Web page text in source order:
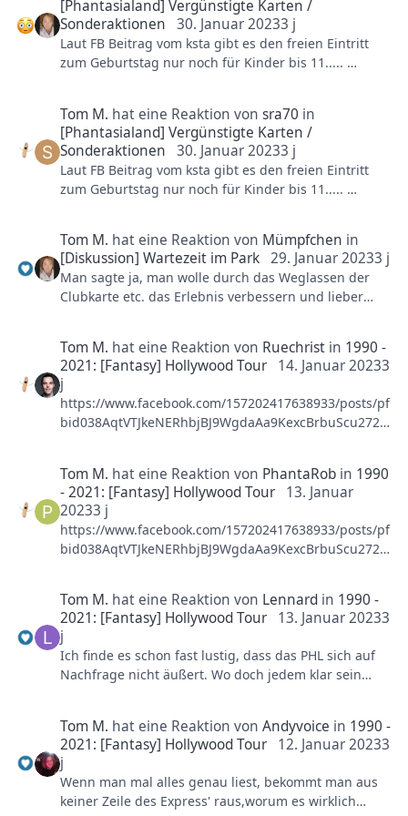
[Phantasialand] Vergünstigte Karten /
Sonderaktionen
30. Januar 20233 j
Laut FB Beitrag vom ksta gibt es den freien Eintritt
zum Geburtstag nur noch für Kinder bis 11.....
f1yn1F1BTG8EKWG7yJgogUwzyl/
Tom M. hat eine Reaktion vonsra70 in
[Phantasialand] Vergünstigte Karten /
Sonderaktionen
30. Januar 20233 j
Laut FB Beitrag vom ksta gibt es den freien Eintritt
zum Geburtstag nur noch für Kinder bis 11.....
f1yn1F1BTG8EKWG7yJgogUwzyl/
Tom M. hat eine Reaktion von Mümpfchen in
[Diskussion] Wartezeit im Park 29. Januar 20233 j
Man sagte ja, man wolle durch das Weglassen der
Clubkarte etc. das Erlebnis verbessern und lieber
Ich hatte gestern und heute Karten.... Maus 50,
Winjas 85, Crazy Bats 70, Taron 60... aber
wahrscheinlich sehe ich das nur negativ 🤪🤪 spass
beiseite, waren einige Tage in der Vergangenheit
wirklich entspannter, war es gestern und heute
Edit: Zeiten von heute Nachmittag
Tom M. hat eine Reaktion von Ruechrist in 1990 -
2021: [Fantasy] Hollywood Tour
14. Januar 20233
j
https://www.facebook.com/157202417638933/posts/pf
bid038AqtVTJkeNERhbjBJ9WgdaAa9KexcBrbuScu272h
Heute Kölner Stadt Anzeiger
Tom M. hat eine Reaktion von PhantaRob in 1990
- 2021: [Fantasy] Hollywood Tour
13. Januar
20233 j
https://www.facebook.com/157202417638933/posts/pf
bid038AqtVTJkeNERhbjBJ9WgdaAa9KexcBrbuScu272h
Heute Kölner Stadt Anzeiger
Tom M. hat eine Reaktion von Lennard in 1990 -
2021: [Fantasy] Hollywood Tour
13. Januar 20233
j
Ich finde es schon fast lustig, dass das PHL sich auf
Nachfrage nicht äußert. Wo doch jedem klar sein
Informationspolitik. Die hören den Knall echt nicht.
Tom M. hat eine Reaktion vonAndyvoice in 1990 -
2021: [Fantasy] Hollywood Tour
12. Januar 20233
j
Wenn man mal alles genau liest, bekommt man aus
keiner Zeile des Express' raus,worum es wirklich